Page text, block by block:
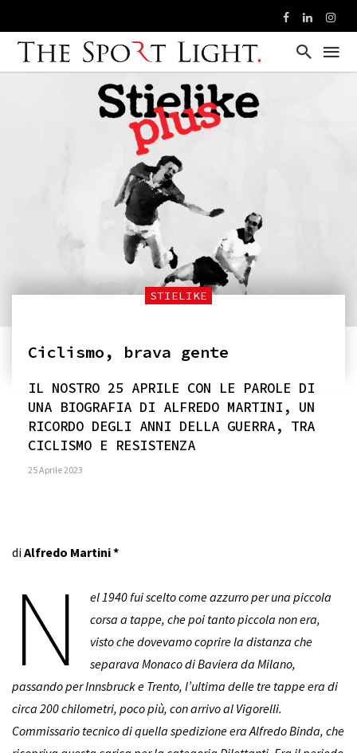
STIELIKE
Ciclismo, brava gente
IL NOSTRO 25 APRILE CON LE PAROLE DI
UNA BIOGRAFIA DI ALFREDO MARTINI, UN
RICORDO DEGLI ANNI DELLA GUERRA, TRA
CICLISMO E RESISTENZA
25 Aprile 2023
diAlfredo Martini*
N
el 1940 fui scelto come azzurro per una piccola
corsa a tappe, che poi tanto piccola non era,
visto che dovevamo coprire la distanza che
separava Monaco di Baviera da Milano,
passando per Innsbruck e Trento, l’ultima delle tre tappe era di
circa 200 chilometri, poco più, con arrivo al Vigorelli.
Commissario tecnico di quella spedizione era Alfredo Binda, che